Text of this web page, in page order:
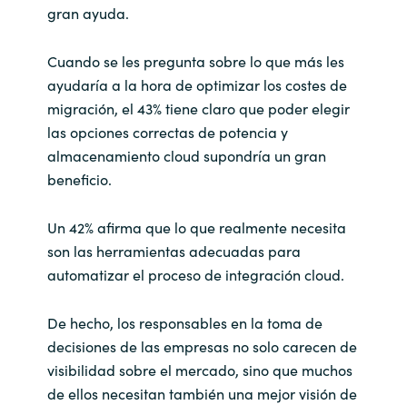
gran ayuda.
Cuando se les pregunta sobre lo que más les
ayudaría a la hora de optimizar los costes de
migración, el 43% tiene claro que poder elegir
las opciones correctas de potencia y
almacenamiento cloud supondría un gran
beneficio.
Un 42% afirma que lo que realmente necesita
son las herramientas adecuadas para
automatizar el proceso de integración cloud.
De hecho, los responsables en la toma de
decisiones de las empresas no solo carecen de
visibilidad sobre el mercado, sino que muchos
de ellos necesitan también una mejor visión de